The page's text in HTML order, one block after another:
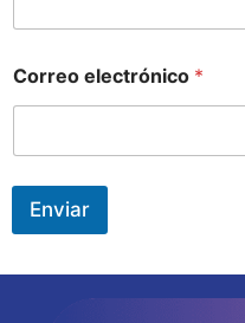
Correo electrónico *
Enviar